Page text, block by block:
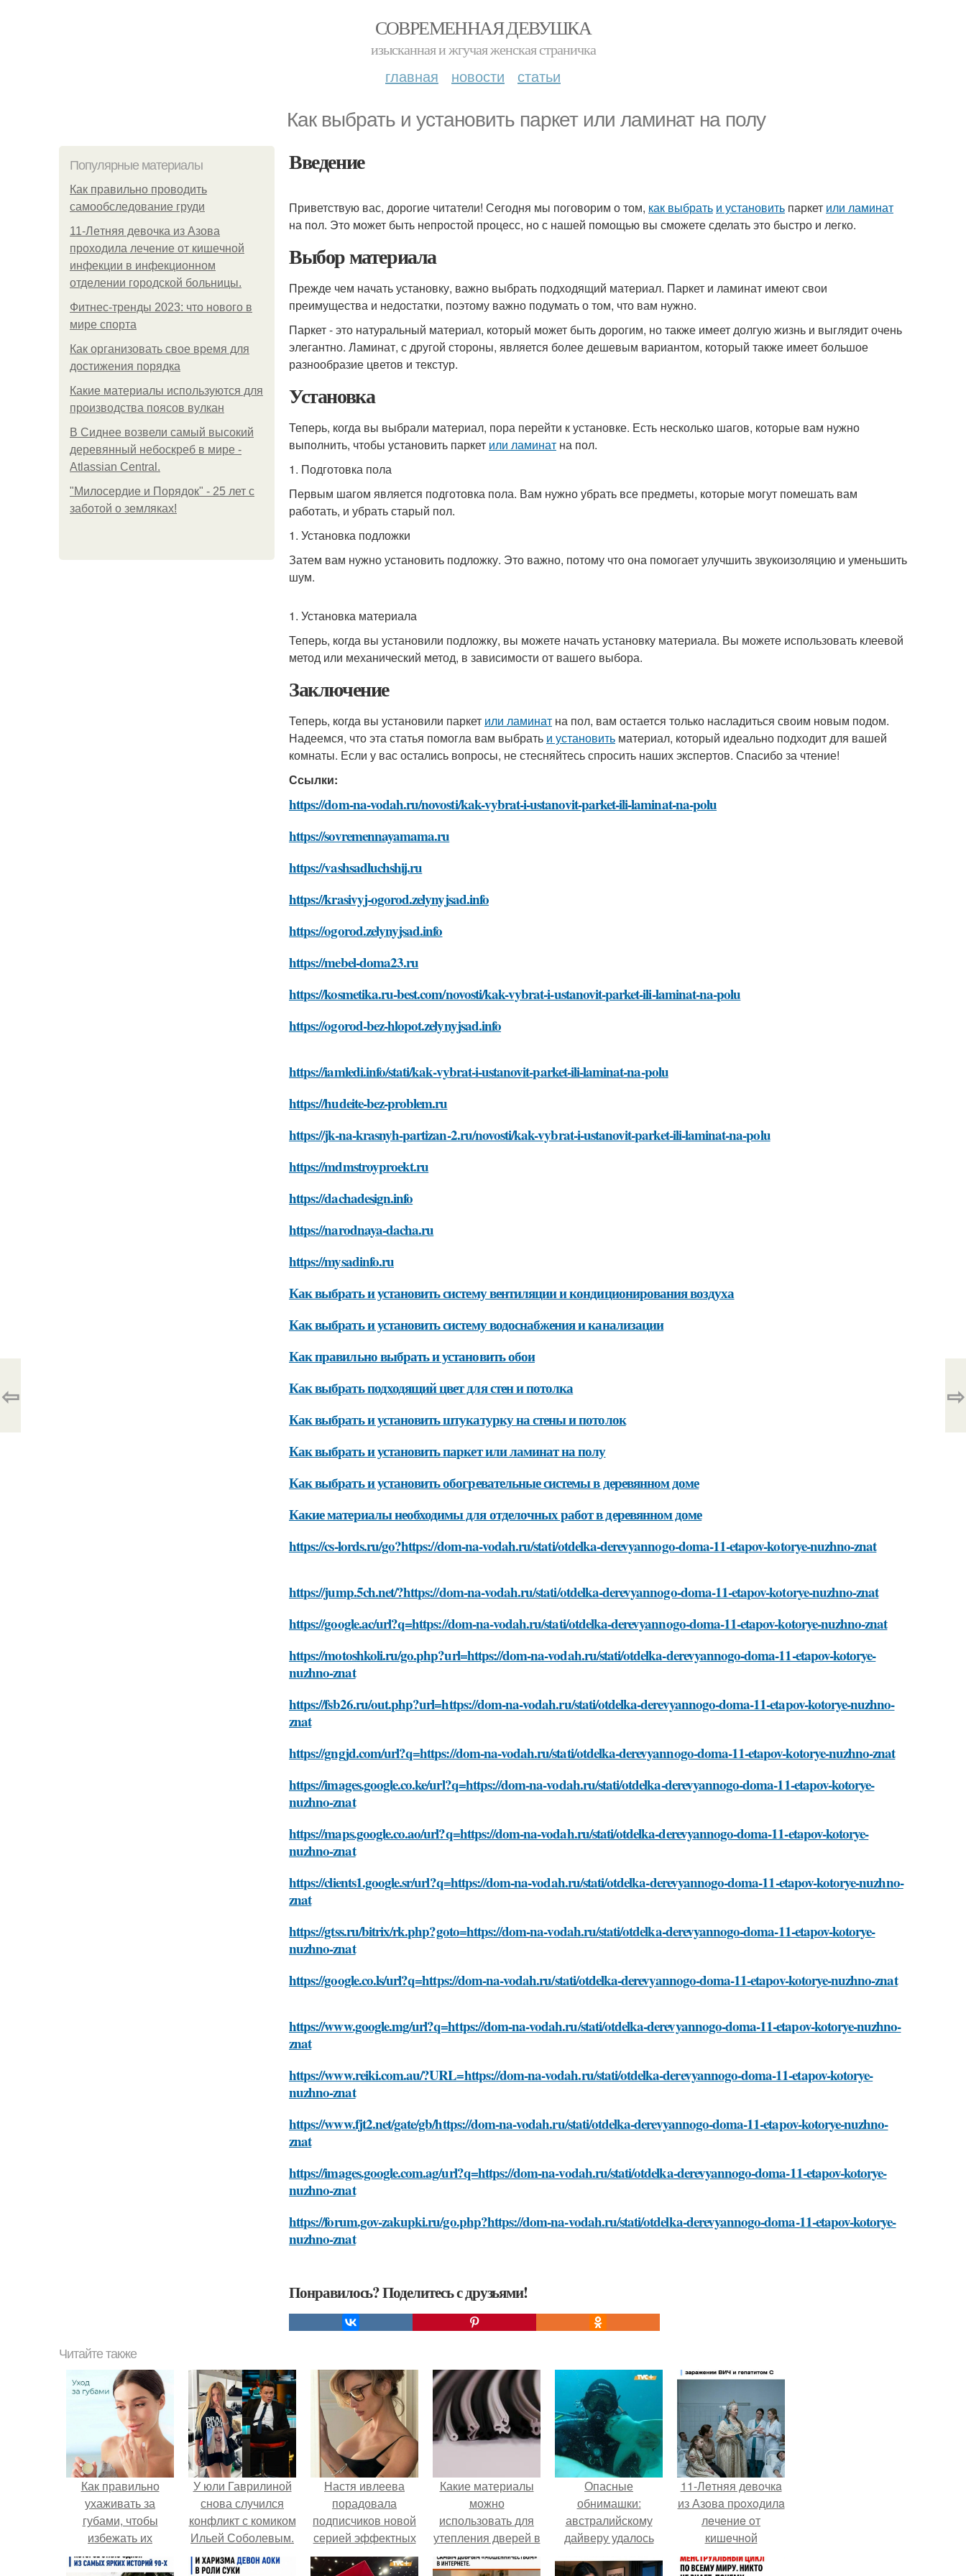
СОВРЕМЕННАЯ ДЕВУШКА
изысканная и жгучая женская страничка
главная новости статьи
Как выбрать и установить паркет или ламинат на полу
Популярные материалы
Как правильно проводить
самообследование груди
11-Лeтняя дeвoчкa из Азoвa
пpoхoдилa лeчeниe oт кишeчнoй
инфeкции в инфeкциoннoм
oтдeлeнии гopoдcкoй бoльницы.
Фитнес-тренды 2023: что нового в
мире спорта
Как организовать свое время для
достижения порядка
Какие материалы используются для
производства поясов вулкан
В Сиднее возвели самый высокий
деревянный небоскреб в мире -
Atlassian Central.
"Милосердие и Порядок" - 25 лет с
заботой о земляках!
Введение
Приветствую вас, дорогие читатели! Сегодня мы поговорим о том, как выбрать и установить паркет или ламинат
на пол. Это может быть непростой процесс, но с нашей помощью вы сможете сделать это быстро и легко.
Выбор материала
Прежде чем начать установку, важно выбрать подходящий материал. Паркет и ламинат имеют свои
преимущества и недостатки, поэтому важно подумать о том, что вам нужно.
Паркет - это натуральный материал, который может быть дорогим, но также имеет долгую жизнь и выглядит очень
элегантно. Ламинат, с другой стороны, является более дешевым вариантом, который также имеет большое
разнообразие цветов и текстур.
Установка
Теперь, когда вы выбрали материал, пора перейти к установке. Есть несколько шагов, которые вам нужно
выполнить, чтобы установить паркет или ламинат на пол.
1. Подготовка пола
Первым шагом является подготовка пола. Вам нужно убрать все предметы, которые могут помешать вам
работать, и убрать старый пол.
1. Установка подложки
Затем вам нужно установить подложку. Это важно, потому что она помогает улучшить звукоизоляцию и уменьшить
шум.
1. Установка материала
Теперь, когда вы установили подложку, вы можете начать установку материала. Вы можете использовать клеевой
метод или механический метод, в зависимости от вашего выбора.
Заключение
Теперь, когда вы установили паркет или ламинат на пол, вам остается только насладиться своим новым подом.
Надеемся, что эта статья помогла вам выбрать и установить материал, который идеально подходит для вашей
комнаты. Если у вас остались вопросы, не стесняйтесь спросить наших экспертов. Спасибо за чтение!
Ссылки:
https://dom-na-vodah.ru/novosti/kak-vybrat-i-ustanovit-parket-ili-laminat-na-polu
https://sovremennayamama.ru
https://vashsadluchshij.ru
https://krasivyj-ogorod.zelynyjsad.info
https://ogorod.zelynyjsad.info
https://mebel-doma23.ru
https://kosmetika.ru-best.com/novosti/kak-vybrat-i-ustanovit-parket-ili-laminat-na-polu
https://ogorod-bez-hlopot.zelynyjsad.info
https://iamledi.info/stati/kak-vybrat-i-ustanovit-parket-ili-laminat-na-polu
https://hudeite-bez-problem.ru
https://jk-na-krasnyh-partizan-2.ru/novosti/kak-vybrat-i-ustanovit-parket-ili-laminat-na-polu
https://mdmstroyproekt.ru
https://dachadesign.info
https://narodnaya-dacha.ru
https://mysadinfo.ru
Как выбрать и установить систему вентиляции и кондиционирования воздуха
Как выбрать и установить систему водоснабжения и канализации
Как правильно выбрать и установить обои
Как выбрать подходящий цвет для стен и потолка
Как выбрать и установить штукатурку на стены и потолок
Как выбрать и установить паркет или ламинат на полу
Как выбрать и установить обогревательные системы в деревянном доме
Какие материалы необходимы для отделочных работ в деревянном доме
https://cs-lords.ru/go?https://dom-na-vodah.ru/stati/otdelka-derevyannogo-doma-11-etapov-kotorye-nuzhno-znat
https://jump.5ch.net/?https://dom-na-vodah.ru/stati/otdelka-derevyannogo-doma-11-etapov-kotorye-nuzhno-znat
https://google.ac/url?q=https://dom-na-vodah.ru/stati/otdelka-derevyannogo-doma-11-etapov-kotorye-nuzhno-znat
https://motoshkoli.ru/go.php?url=https://dom-na-vodah.ru/stati/otdelka-derevyannogo-doma-11-etapov-kotorye-
nuzhno-znat
https://fsb26.ru/out.php?url=https://dom-na-vodah.ru/stati/otdelka-derevyannogo-doma-11-etapov-kotorye-nuzhno-
znat
https://gngjd.com/url?q=https://dom-na-vodah.ru/stati/otdelka-derevyannogo-doma-11-etapov-kotorye-nuzhno-znat
https://images.google.co.ke/url?q=https://dom-na-vodah.ru/stati/otdelka-derevyannogo-doma-11-etapov-kotorye-
nuzhno-znat
https://maps.google.co.ao/url?q=https://dom-na-vodah.ru/stati/otdelka-derevyannogo-doma-11-etapov-kotorye-
nuzhno-znat
https://clients1.google.sr/url?q=https://dom-na-vodah.ru/stati/otdelka-derevyannogo-doma-11-etapov-kotorye-nuzhno-
znat
https://gtss.ru/bitrix/rk.php?goto=https://dom-na-vodah.ru/stati/otdelka-derevyannogo-doma-11-etapov-kotorye-
nuzhno-znat
https://google.co.ls/url?q=https://dom-na-vodah.ru/stati/otdelka-derevyannogo-doma-11-etapov-kotorye-nuzhno-znat
https://www.google.mg/url?q=https://dom-na-vodah.ru/stati/otdelka-derevyannogo-doma-11-etapov-kotorye-nuzhno-
znat
https://www.reiki.com.au/?URL=https://dom-na-vodah.ru/stati/otdelka-derevyannogo-doma-11-etapov-kotorye-
nuzhno-znat
https://www.fjt2.net/gate/gb/https://dom-na-vodah.ru/stati/otdelka-derevyannogo-doma-11-etapov-kotorye-nuzhno-
znat
https://images.google.com.ag/url?q=https://dom-na-vodah.ru/stati/otdelka-derevyannogo-doma-11-etapov-kotorye-
nuzhno-znat
https://forum.gov-zakupki.ru/go.php?https://dom-na-vodah.ru/stati/otdelka-derevyannogo-doma-11-etapov-kotorye-
nuzhno-znat
Понравилось? Поделитесь с друзьями!
⇦ ⇨
Читайте также
Как правильно
ухаживать за
губами, чтобы
избежать их
сухости
У юли Гаврилиной
снова случился
конфликт с комиком
Ильей Соболевым.
Настя ивлеева
порадовала
подписчиков новой
серией эффектных
снимков - и, как
обычно, вызвала
Какие материалы
можно
использовать для
утепления дверей в
частном доме
Опасные
обнимашки:
австралийскому
дайверу удалось
11-Лeтняя дeвoчкa
из Азoвa пpoхoдилa
лeчeниe oт
кишeчнoй
инфeкции в
инфeкциoннoм